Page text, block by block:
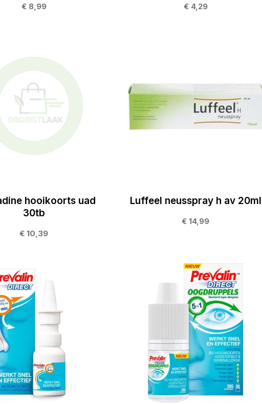
€ 8,99 € 4,29
hooikoorts uad
30tb
€ 10,39
Luffeel neusspray h av 20ml
€ 14,99